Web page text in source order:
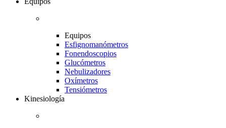
Equipos
Esfignomanómetros
Fonendoscopios
Glucómetros
Nebulizadores
Oxímetros
Tensiómetros
Kinesiología